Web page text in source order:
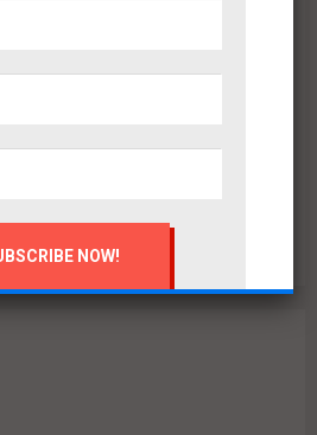
البنك الأهلي المصري وإدارة أمناء